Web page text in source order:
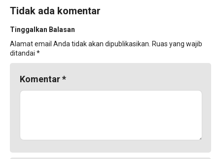
Tidak ada komentar
Tinggalkan Balasan
Alamat email Anda tidak akan dipublikasikan. Ruas yang wajib
ditandai *
Komentar*